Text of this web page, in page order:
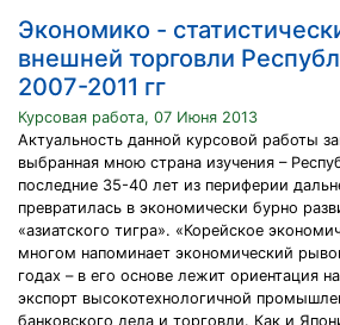
Экономико -
внешней торговли
2007-2011 гг
Курсовая работа, 07 Июня 2013
Актуальность данной курсовой работы
выбранная мною страна изучения –
последние 35-40 лет из периферии
превратилась в экономически бурно
«азиатского тигра». «Корейское
многом напоминает экономический
годах – в его основе лежит ориентация
экспорт высокотехнологичной
банковского дела и торговли. Как и